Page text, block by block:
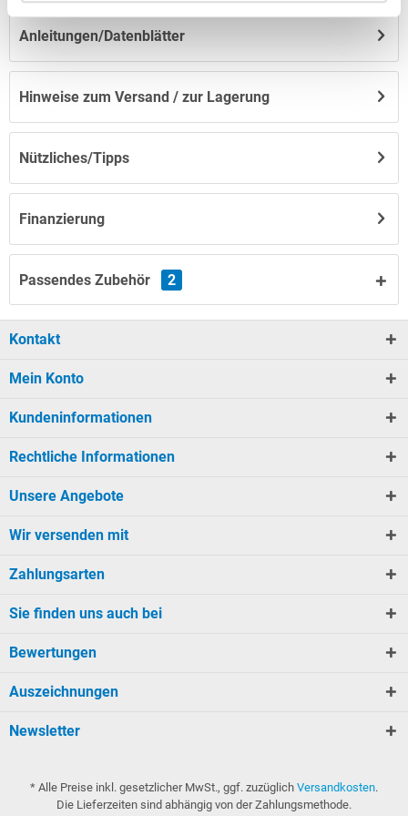
Finanzierung
Anleitungen/Datenblätter
Hinweise zum Versand / zur Lagerung
Nützliches/Tipps
Passendes Zubehör 2
Kontakt
Mein Konto
Kundeninformationen
Rechtliche Informationen
Unsere Angebote
Wir versenden mit
Zahlungsarten
Sie finden uns auch bei
Bewertungen
Auszeichnungen
Newsletter
* Alle Preise inkl. gesetzlicher MwSt., ggf. zuzüglich Versandkosten.
Die Lieferzeiten sind abhängig von der Zahlungsmethode.